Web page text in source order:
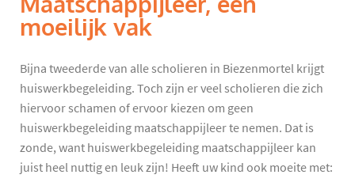
moeilijk vak
Bijna tweederde van alle scholieren in Biezenmortel krijgt
huiswerkbegeleiding. Toch zijn er veel scholieren die zich
hiervoor schamen of ervoor kiezen om geen
huiswerkbegeleiding maatschappijleer te nemen. Dat is
zonde, want huiswerkbegeleiding maatschappijleer kan
juist heel nuttig en leuk zijn! Heeft uw kind ook moeite met: